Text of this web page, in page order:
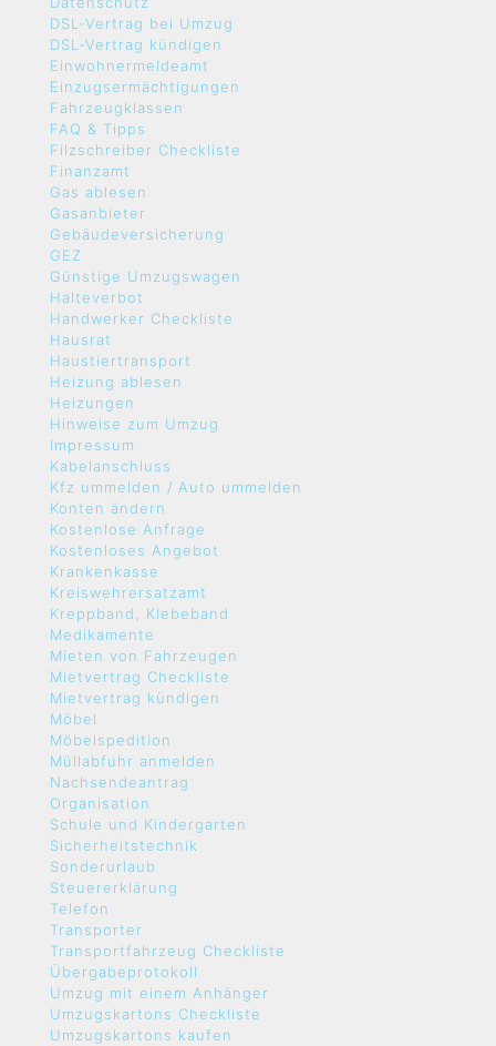
DSL-Vertrag bei Umzug
DSL-Vertrag kündigen
Einwohnermeldeamt
Einzugsermächtigungen
Fahrzeugklassen
FAQ & Tipps
Filzschreiber Checkliste
Finanzamt
Gas ablesen
Gasanbieter
Gebäudeversicherung
GEZ
Günstige Umzugswagen
Halteverbot
Handwerker Checkliste
Hausrat
Haustiertransport
Heizung ablesen
Heizungen
Hinweise zum Umzug
Impressum
Kabelanschluss
Kfz ummelden / Auto ummelden
Konten ändern
Kostenlose Anfrage
Kostenloses Angebot
Krankenkasse
Kreiswehrersatzamt
Kreppband, Klebeband
Medikamente
Mieten von Fahrzeugen
Mietvertrag Checkliste
Mietvertrag kündigen
Möbel
Möbelspedition
Müllabfuhr anmelden
Nachsendeantrag
Organisation
Schule und Kindergarten
Sicherheitstechnik
Sonderurlaub
Steuererklärung
Telefon
Transporter
Transportfahrzeug Checkliste
Übergabeprotokoll
Umzug mit einem Anhänger
Umzugskartons Checkliste
Umzugskartons kaufen